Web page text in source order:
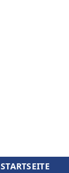
STARTSEITE